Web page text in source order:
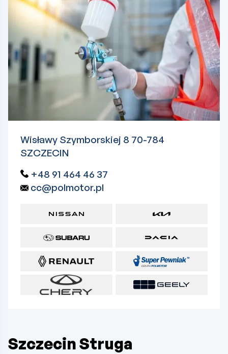
Wisławy Szymborskiej 8 70-784
SZCZECIN
+48 91 464 46 37
cc@polmotor.pl
Szczecin Struga